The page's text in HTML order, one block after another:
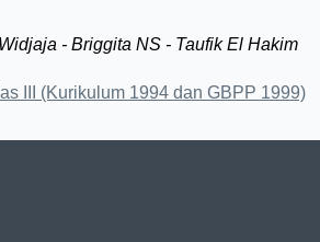
- Briggita NS - Taufik El Hakim
III (Kurikulum 1994 dan GBPP 1999)